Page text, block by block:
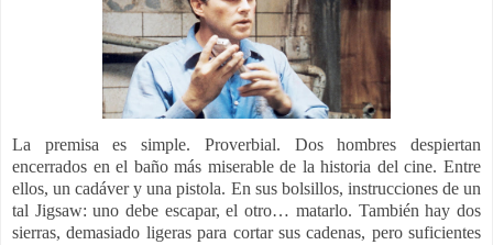
La premisa es simple. Proverbial. Dos hombres despiertan
encerrados en el baño más miserable de la historia del cine. Entre
ellos, un cadáver y una pistola. En sus bolsillos, instrucciones de un
tal Jigsaw: uno debe escapar, el otro… matarlo. También hay dos
sierras, demasiado ligeras para cortar sus cadenas, pero suficientes